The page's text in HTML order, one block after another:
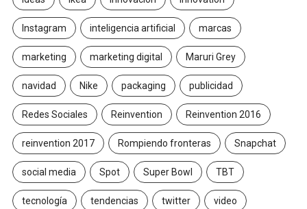
Instagram inteligencia artificial marcas
marketing marketing digital Maruri Grey
navidad Nike packaging publicidad
Redes Sociales Reinvention Reinvention 2016
reinvention 2017 Rompiendo fronteras Snapchat
social media Spot Super Bowl TBT
tecnología tendencias twitter video